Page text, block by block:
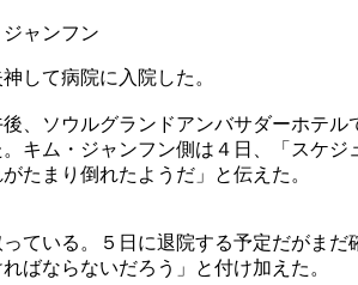
ャンフン
して病院に入院した。
、ソウルグランドアンバサダーホテ
キム・ジャンフン側は４日、「スケ
たまり倒れたようだ」と伝えた。
ている。５日に退院する予定だがま
ばならないだろう」と付け加えた。